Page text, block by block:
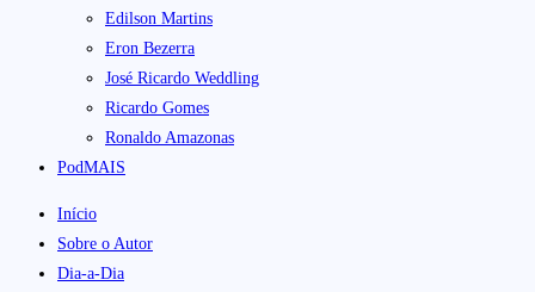
Edilson Martins
Eron Bezerra
José Ricardo Weddling
Ricardo Gomes
Ronaldo Amazonas
PodMAIS
Início
Sobre o Autor
Dia-a-Dia